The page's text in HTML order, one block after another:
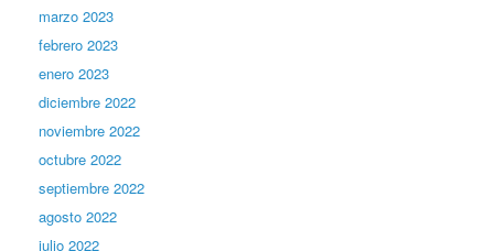
marzo 2023
febrero 2023
enero 2023
diciembre 2022
noviembre 2022
octubre 2022
septiembre 2022
agosto 2022
julio 2022